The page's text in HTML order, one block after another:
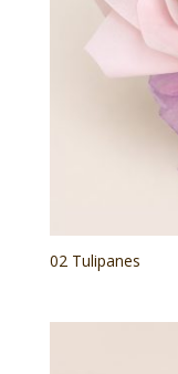
02 Tulipanes